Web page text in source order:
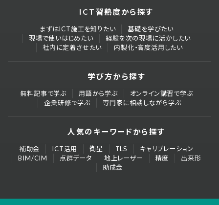
ICT習熟度から探す
まずはICT施工を知りたい
基礎を学びたい
現場で使いはじめたい
経験を次の現場に活かしたい
社内に定着させたい
内製化・高度活用したい
学び方から探す
無料記事で学ぶ 用語から学ぶ
オンライン講習で学ぶ
企業研修で学ぶ
専門家に相談しながら学ぶ
人気のキーワードから探す
補助金 ICT活用 衛星 TLS
キャリブレーション
BIM/CIM
点群データ 地上レーザー 精度
出来形
助成金